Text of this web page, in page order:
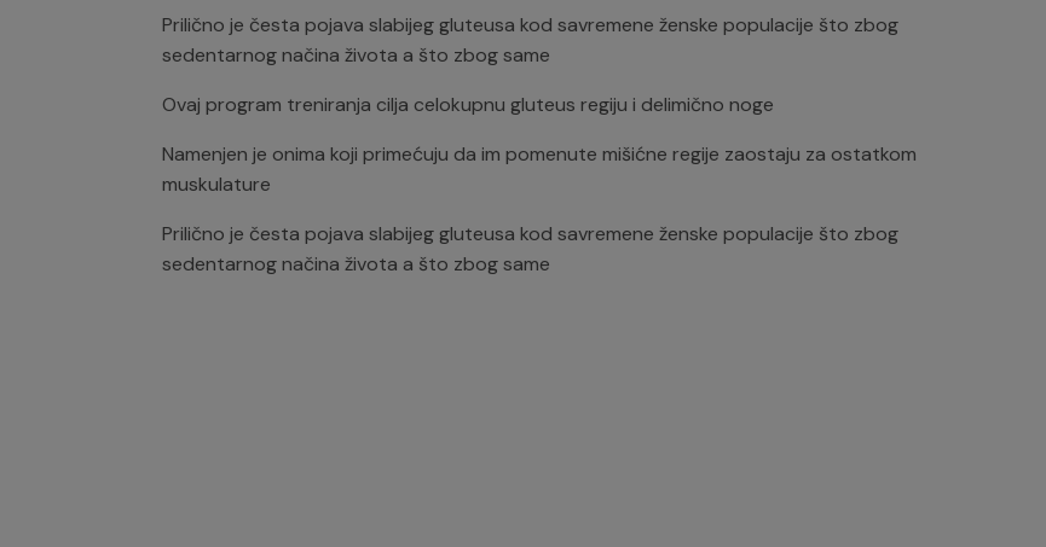
Prilično je česta pojava slabijeg gluteusa kod savremene ženske populacije što zbog
sedentarnog načina života a što zbog same
Ovaj program treniranja cilja celokupnu gluteus regiju i delimično noge
Namenjen je onima koji primećuju da im pomenute mišićne regije zaostaju za ostatkom
muskulature
Prilično je česta pojava slabijeg gluteusa kod savremene ženske populacije što zbog
sedentarnog načina života a što zbog same